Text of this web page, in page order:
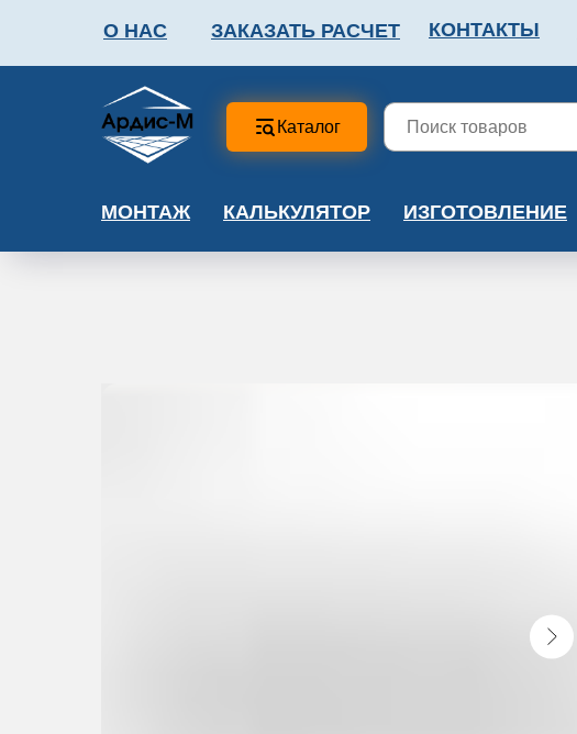
О НАС ЗАКАЗАТЬ РАСЧЕТ КОНТАКТЫ
ФАЛЬШПОЛ
Каталог
МОНТАЖ КАЛЬКУЛЯТОР ИЗГОТОВЛЕНИЕ